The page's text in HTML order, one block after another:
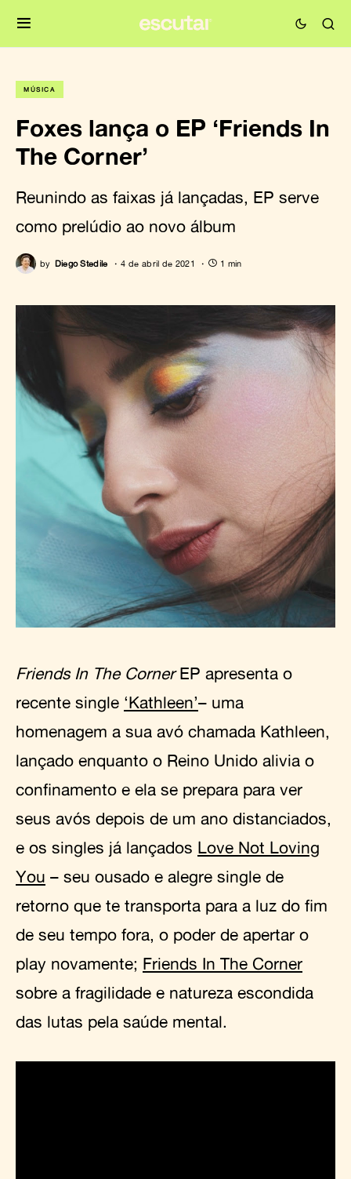
MÚSICA
Foxes lança o EP ‘Friends In
The Corner’
Reunindo as faixas já lançadas, EP serve
como prelúdio ao novo álbum
by Diego Stedile 4 de abril de 2021 1 min
Friends In The CornerEP apresenta o
recente single ‘Kathleen’– uma
homenagem a sua avó chamada Kathleen,
lançado enquanto o Reino Unido alivia o
confinamento e ela se prepara para ver
seus avós depois de um ano distanciados,
e os singles já lançados Love Not Loving
You – seu ousado e alegre single de
retorno que te transporta para a luz do fim
de seu tempo fora, o poder de apertar o
play novamente; Friends In The Corner
sobre a fragilidade e natureza escondida
das lutas pela saúde mental.